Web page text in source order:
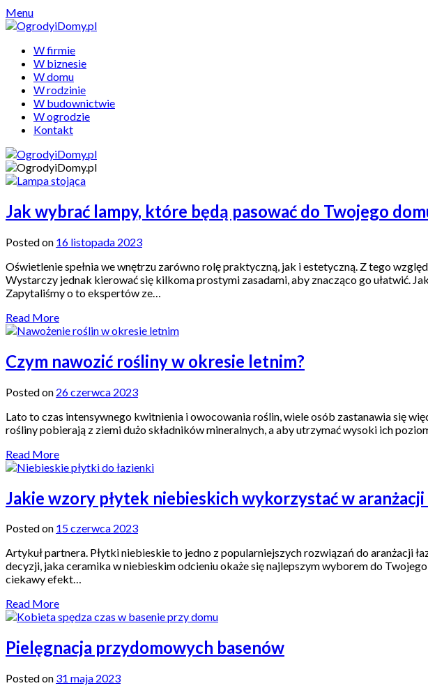
Skip
to
Menu
W firmie
W biznesie
W domu
W rodzinie
W budownictwie
W ogrodzie
Kontakt
Jak wybrać lampy, które będą pasować do Twojego
Posted on 16 listopada 2023
Oświetlenie spełnia we wnętrzu zarówno rolę praktyczną, jak i estetyczną. Z tego
Wystarczy jednak kierować się kilkoma prostymi zasadami, aby znacząco go ułatwić.
Zapytaliśmy o to ekspertów ze…
Read More
Czym nawozić rośliny w okresie letnim?
Posted on 26 czerwca 2023
Lato to czas intensywnego kwitnienia i owocowania roślin, wiele osób zastanawia się
rośliny pobierają z ziemi dużo składników mineralnych, a aby utrzymać wysoki ich
Read More
Jakie wzory płytek niebieskich wykorzystać w aranżacji
Posted on 15 czerwca 2023
Artykuł partnera. Płytki niebieskie to jedno z popularniejszych rozwiązań do aranżacji
decyzji, jaka ceramika w niebieskim odcieniu okaże się najlepszym wyborem do
ciekawy efekt…
Read More
Pielęgnacja przydomowych basenów
Posted on 31 maja 2023